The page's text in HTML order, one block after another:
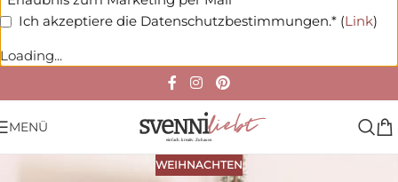
Ich akzeptiere die Datenschutzbestimmungen.* (Link)
Loading...
MENÜ
WEIHNACHTEN